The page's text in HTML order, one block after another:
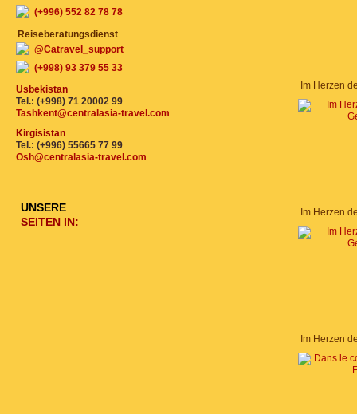
Im Herzen
Im Herzen
Im Herzen
(+996) 552 82 78 78
Reiseberatungsdienst
@Catravel_support
(+998) 93 379 55 33
Usbekistan
Tel.: (+998) 71 20002 99
Tashkent@centralasia-travel.com
Kirgisistan
Tel.: (+996) 55665 77 99
Osh@centralasia-travel.com
UNSERE
SEITEN IN: